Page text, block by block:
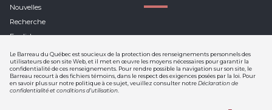
Le Barreau du Québec est soucieux de la protection des renseignements personnels des
utilisateurs de son site Web, et il met en œuvre les moyens nécessaires pour garantir la
confidentialité de ces renseignements. Pour rendre possible la navigation sur son site, le
Barreau recourt à des fichiers témoins, dans le respect des exigences posées par la loi. Pour
en savoir plus sur notre politique à ce sujet, veuillez consulter notreDéclaration de
confidentialité et conditions d’utilisation
Nouvelles
Recherche
English
Déclaration de confidentialité et
conditions d'utilisation